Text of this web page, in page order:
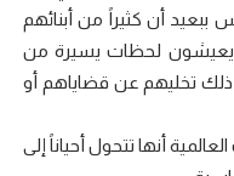
ببعيد أن كثيراً من أبنائهم
يعيشون لحظات يسيرة من
ذلك تخليهم عن قضاياهم أو
أنها تتحول أحياناً إلى